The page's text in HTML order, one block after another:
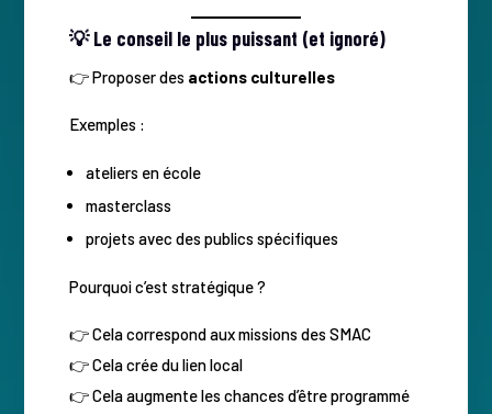
💡 Le conseil le plus puissant (et ignoré)
👉 Proposer des actions culturelles
Exemples :
ateliers en école
masterclass
projets avec des publics spécifiques
Pourquoi c’est stratégique ?
👉 Cela correspond aux missions des SMAC
👉 Cela crée du lien local
👉 Cela augmente les chances d’être programmé